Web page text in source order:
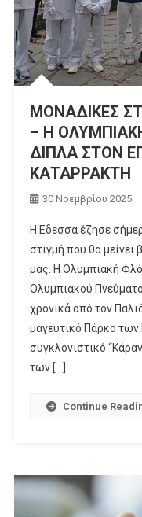
ΜΟΝΑΔΙΚΕΣ
– Η
ΔΙΠΛΑ ΣΤΟΝ
ΚΑΤΑΡΡΑΚΤΗ
30 Νοεμβρίου 2025
Η Εδεσσα έζησε
στιγμή που θα
μας. Η Ολυμπιακή
Ολυμπιακού
χρονικά από τον
μαγευτικό Πάρκο
συγκλονιστικό
των […]
Continue